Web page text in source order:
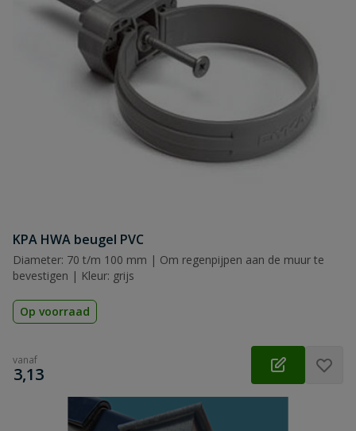
KPA HWA beugel PVC
Diameter: 70 t/m 100 mm | Om regenpijpen aan de muur te
bevestigen | Kleur: grijs
Op voorraad
vanaf
€
3,13